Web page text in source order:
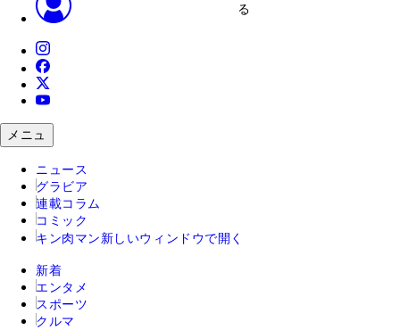
る
メニュ
ニュース
グラビア
連載コラム
コミック
キン肉マン 新しいウィンドウで開く
新着
エンタメ
スポーツ
クルマ